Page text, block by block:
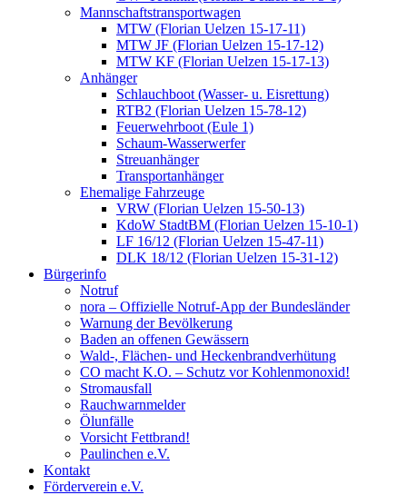
Mannschaftstransportwagen
MTW (Florian Uelzen 15-17-11)
MTW JF (Florian Uelzen 15-17-12)
MTW KF (Florian Uelzen 15-17-13)
Anhänger
Schlauchboot (Wasser- u. Eisrettung)
RTB2 (Florian Uelzen 15-78-12)
Feuerwehrboot (Eule 1)
Schaum-Wasserwerfer
Streuanhänger
Transportanhänger
Ehemalige Fahrzeuge
VRW (Florian Uelzen 15-50-13)
KdoW StadtBM (Florian Uelzen 15-10-1)
LF 16/12 (Florian Uelzen 15-47-11)
DLK 18/12 (Florian Uelzen 15-31-12)
Bürgerinfo
Notruf
nora – Offizielle Notruf-App der Bundesländer
Warnung der Bevölkerung
Baden an offenen Gewässern
Wald-, Flächen- und Heckenbrandverhütung
CO macht K.O. – Schutz vor Kohlenmonoxid!
Stromausfall
Rauchwarnmelder
Ölunfälle
Vorsicht Fettbrand!
Paulinchen e.V.
Kontakt
Förderverein e.V.